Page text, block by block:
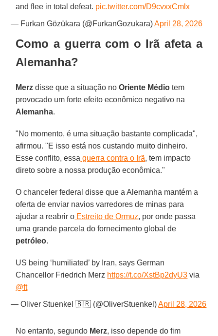
and flee in total defeat. pic.twitter.com/D9cvxxCmlx
— Furkan Gözükara (@FurkanGozukara)April 28, 2026
Como a guerra com o Irã afeta a
Alemanha?
Merz disse que a situação noOriente Médio tem
provocado um forte efeito econômico negativo na
Alemanha.
"No momento, é uma situação bastante complicada",
afirmou. "E isso está nos custando muito dinheiro.
Esse conflito, essa guerra contra o Irã, tem impacto
direto sobre a nossa produção econômica."
O chanceler federal disse que a Alemanha mantém a
oferta de enviar navios varredores de minas para
ajudar a reabrir o Estreito de Ormuz, por onde passa
uma grande parcela do fornecimento global de
petróleo.
US being ‘humiliated’ by Iran, says German
Chancellor Friedrich Merz https://t.co/XstBp2dyU3 via
@ft
— Oliver Stuenkel 🇧🇷 (@OliverStuenkel)April 28, 2026
No entanto, segundo Merz, isso depende do fim